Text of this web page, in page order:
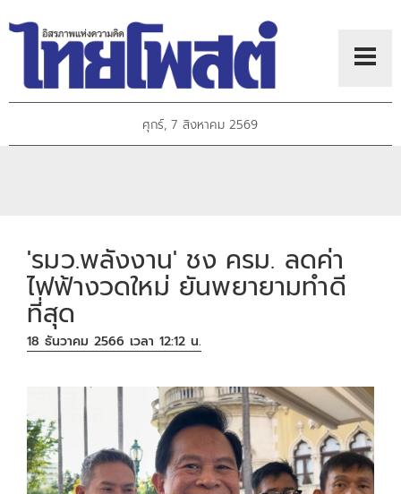
ศุกร์, 7 สิงหาคม 2569
'รมว.พลังงาน' ชง ครม. ลดค่า
ไฟฟ้างวดใหม่ ยันพยายามทำดี
ที่สุด
18 ธันวาคม 2566 เวลา 12:12 น.